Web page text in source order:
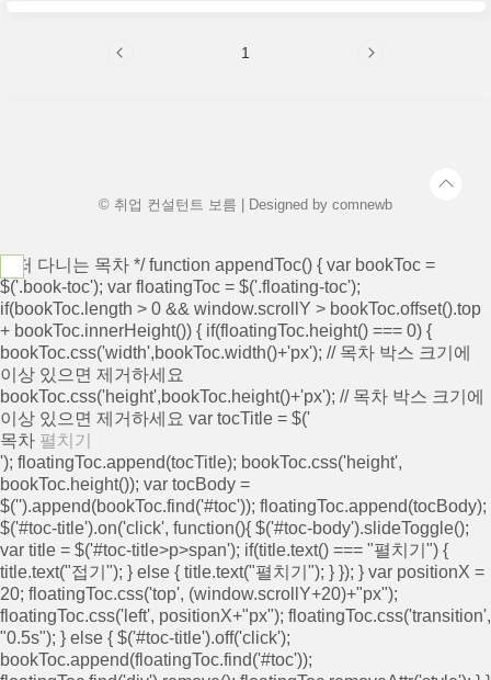
년간 공동으로 적립한 공제금을 5년 만기 시 장
1
© 취업 컨설턴트 보름 | Designed by comnewb
/* 떠 다니는 목차 */ function appendToc() { var bookToc =
$('.book-toc'); var floatingToc = $('.floating-toc');
if(bookToc.length > 0 && window.scrollY > bookToc.offset().top
+ bookToc.innerHeight()) { if(floatingToc.height() === 0) {
bookToc.css('width',bookToc.width()+'px'); // 목차 박스 크기에
이상 있으면 제거하세요
bookToc.css('height',bookToc.height()+'px'); // 목차 박스 크기에
이상 있으면 제거하세요 var tocTitle = $('
목차 펼치기
'); floatingToc.append(tocTitle); bookToc.css('height',
bookToc.height()); var tocBody =
$('').append(bookToc.find('#toc')); floatingToc.append(tocBody);
$('#toc-title').on('click', function(){ $('#toc-body').slideToggle();
var title = $('#toc-title>p>span'); if(title.text() === "펼치기") {
title.text("접기"); } else { title.text("펼치기"); } }); } var positionX =
20; floatingToc.css('top', (window.scrollY+20)+"px");
floatingToc.css('left', positionX+"px"); floatingToc.css('transition',
"0.5s"); } else { $('#toc-title').off('click');
bookToc.append(floatingToc.find('#toc'));